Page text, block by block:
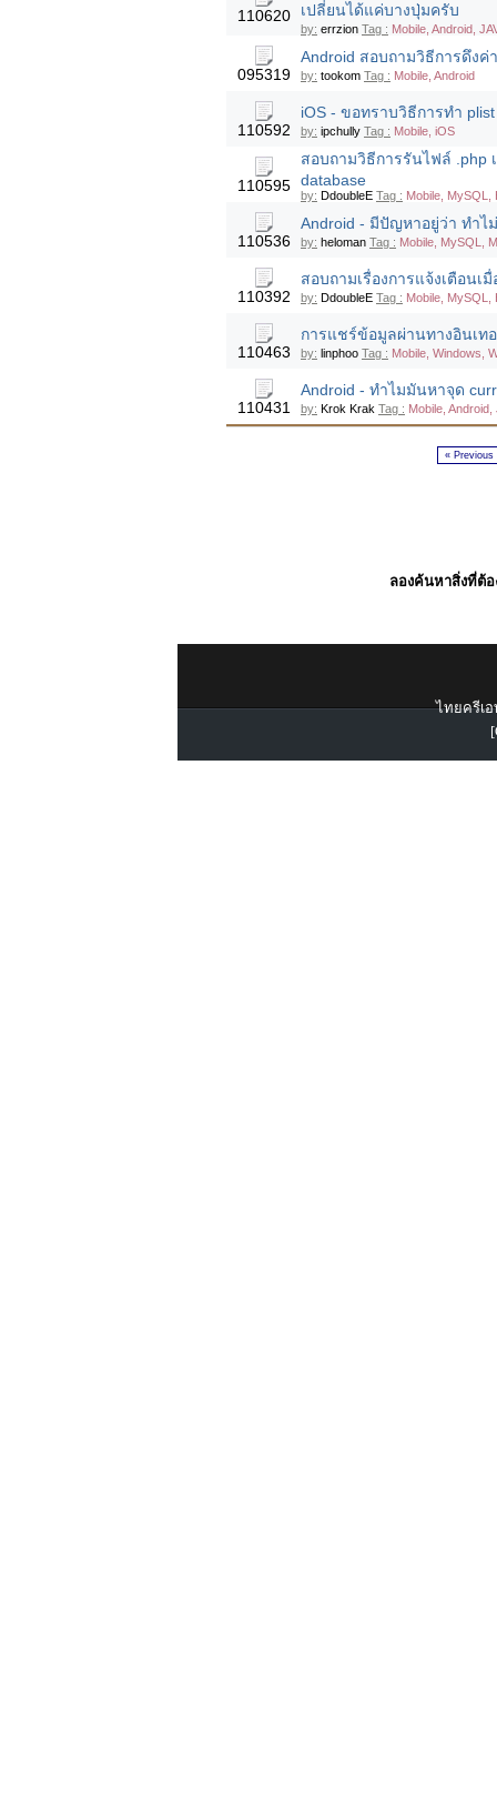
110620
เปลี่ยนได้แค่บางปุ่มครับ
by: errzion Tag : Mobile, Android,
095319
Android สอบถามวิธีการดึงค่
by: tookom Tag : Mobile, Android
110592
iOS - ขอทราบวิธีการทำ
by: ipchully Tag : Mobile, iOS
110595
สอบถามวิธีการรันไฟล์ .php
database
by: DdoubleE Tag : Mobile, MySQL,
110536
Android - มีปัญหาอยู่ว่า ทำไ
by: heloman Tag : Mobile, MySQL,
110392
สอบถามเรื่องการแจ้งเตือน
by: DdoubleE Tag : Mobile, MySQL,
110463
การแชร์ข้อมูลผ่านทางอินเท
by: linphoo Tag : Mobile, Windows,
110431
Android - ทำไมมันหาจุด
by: Krok Krak Tag : Mobile, Android,
« Previous
ลองค้นหาสิ่งที่ต้อ
ไทยครีเอ
[